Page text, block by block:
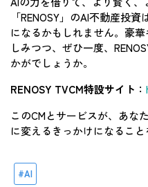
「RENOSY」のAI不動産投
になるかもしれません。豪
しみつつ、ぜひ一度、
かがでしょうか。
RENOSY TVCM特設サイト ：
このCMとサービスが、あな
に変えるきっかけになること
AI